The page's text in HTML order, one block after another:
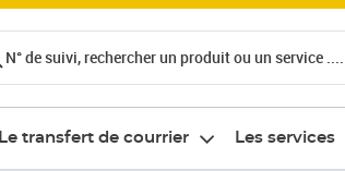
N° de suivi, rechercher un produit ou un service ....
Le transfert de courrier Les services